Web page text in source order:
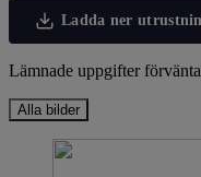
Ladda ner
Lämnade uppgifter
Alla bilder